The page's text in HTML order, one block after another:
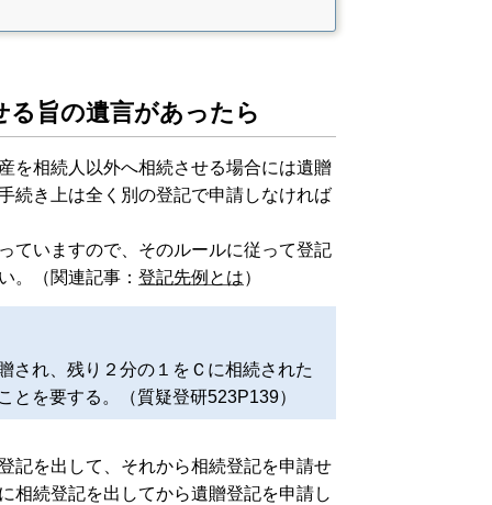
る旨の遺言があったら
を相続人以外へ相続させる場合には遺贈
続き上は全く別の登記で申請しなければ
ていますので、そのルールに従って登記
。
（関連記事： 登記先例とは）
され、残り２分の１をＣに相続された
を要する。（質疑登研523P139）
記を出して、それから相続登記を申請せ
相続登記を出してから遺贈登記を申請し